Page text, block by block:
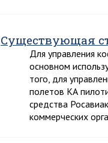
Существующая
Для управления
основном
того, для
полетов КА
средства
коммерческих